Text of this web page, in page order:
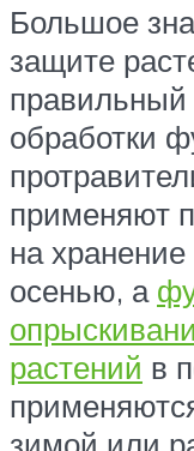
Большое
защите
правильный
обработки
применяют
на
осенью, а
растений в